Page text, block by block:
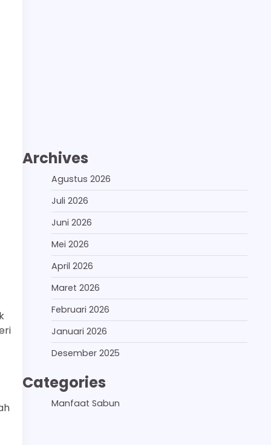
Archives
Agustus 2026
Juli 2026
Juni 2026
Mei 2026
April 2026
Maret 2026
Februari 2026
Januari 2026
Desember 2025
Categories
Manfaat Sabun